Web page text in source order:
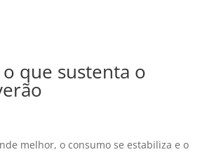
que sustenta o
melhor, o consumo se estabiliza e o